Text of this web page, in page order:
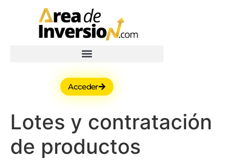
Acceder
Lotes y contratación
de productos